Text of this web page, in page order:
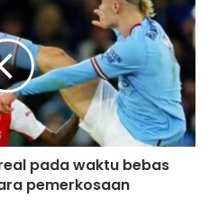
pada waktu bebas
pemerkosaan